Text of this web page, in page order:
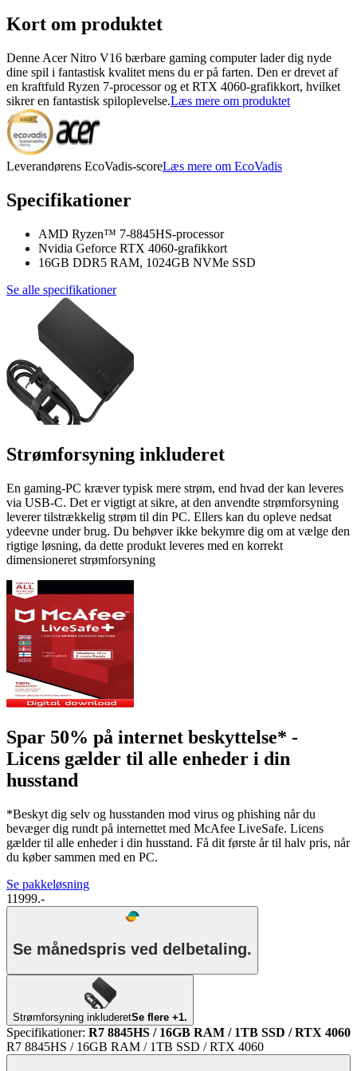
Kort om produktet
Denne Acer Nitro V16 bærbare gaming computer lader dig nyde
dine spil i fantastisk kvalitet mens du er på farten. Den er drevet af
en kraftfuld Ryzen 7-processor og et RTX 4060-grafikkort, hvilket
sikrer en fantastisk spiloplevelse.Læs mere om produktet
Leverandørens EcoVadis-scoreLæs mere om EcoVadis
Specifikationer
AMD Ryzen™ 7-8845HS-processor
Nvidia Geforce RTX 4060-grafikkort
16GB DDR5 RAM, 1024GB NVMe SSD
Se alle specifikationer
Strømforsyning inkluderet
En gaming-PC kræver typisk mere strøm, end hvad der kan leveres
via USB-C. Det er vigtigt at sikre, at den anvendte strømforsyning
leverer tilstrækkelig strøm til din PC. Ellers kan du opleve nedsat
ydeevne under brug. Du behøver ikke bekymre dig om at vælge den
rigtige løsning, da dette produkt leveres med en korrekt
dimensioneret strømforsyning
Spar 50% på internet beskyttelse* -
Licens gælder til alle enheder i din
husstand
*Beskyt dig selv og husstanden mod virus og phishing når du
bevæger dig rundt på internettet med McAfee LiveSafe. Licens
gælder til alle enheder i din husstand. Få dit første år til halv pris, når
du køber sammen med en PC.
Se pakkeløsning
11999.-
Se månedspris ved delbetaling.
Strømforsyning inkluderetSe flere +1.
Specifikationer: R7 8845HS / 16GB RAM / 1TB SSD / RTX 4060
R7 8845HS / 16GB RAM / 1TB SSD / RTX 4060